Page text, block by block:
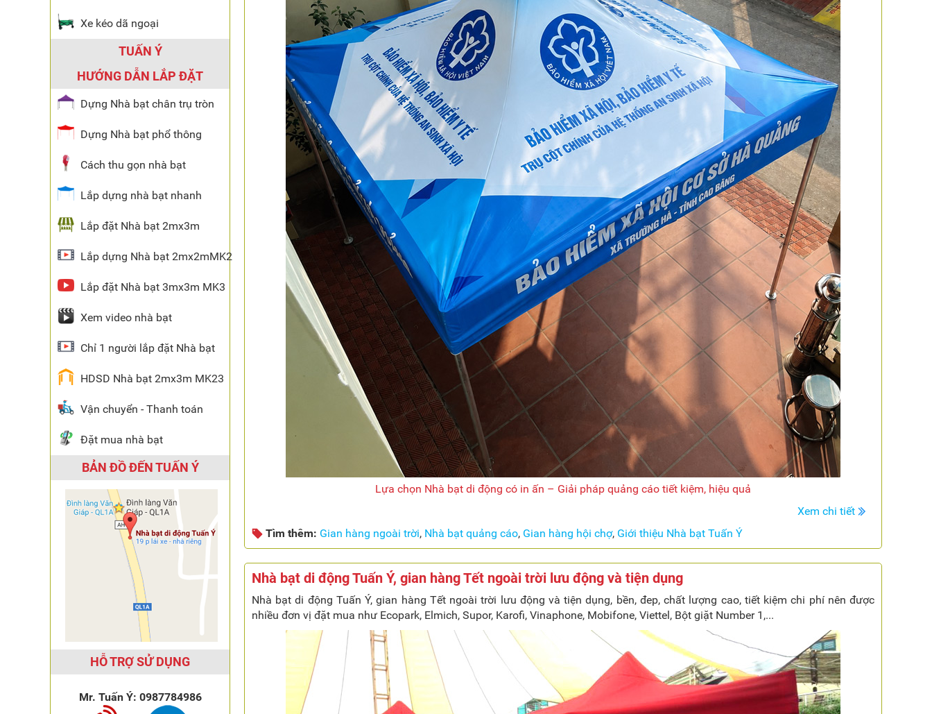
Lựa chọn Nhà bạt di động có in ấn – Giải pháp quảng cáo tiết kiệm, hiệu quả
Xem chi tiết
Tìm thêm: Gian hàng ngoài trời, Nhà bạt quảng cáo, Gian hàng hội chợ, Giới thiệu Nhà bạt Tuấn Ý
Nhà bạt di động Tuấn Ý, gian hàng Tết ngoài trời lưu động và tiện dụng
Nhà bạt di động Tuấn Ý, gian hàng Tết ngoài trời lưu động và tiện dụng, bền, đep, chất lượng cao, tiết kiệm chi phí nên được
nhiều đơn vị đặt mua như Ecopark, Elmich, Supor, Karofi, Vinaphone, Mobifone, Viettel, Bột giặt Number 1,...
Xe kéo dã ngoại
TUẤN Ý
HƯỚNG DẪN LẮP ĐẶT
Dựng Nhà bạt chân trụ tròn
Dựng Nhà bạt phổ thông
Cách thu gọn nhà bạt
Lắp dựng nhà bạt nhanh
Lắp đặt Nhà bạt 2mx3m
Lắp dựng Nhà bạt 2mx2mMK2
Lắp đặt Nhà bạt 3mx3m MK3
Xem video nhà bạt
Chỉ 1 người lắp đặt Nhà bạt
HDSD Nhà bạt 2mx3m MK23
Vận chuyển - Thanh toán
Đặt mua nhà bạt
BẢN ĐỒ ĐẾN TUẤN Ý
HỖ TRỢ SỬ DỤNG
Mr. Tuấn Ý: 0987784986